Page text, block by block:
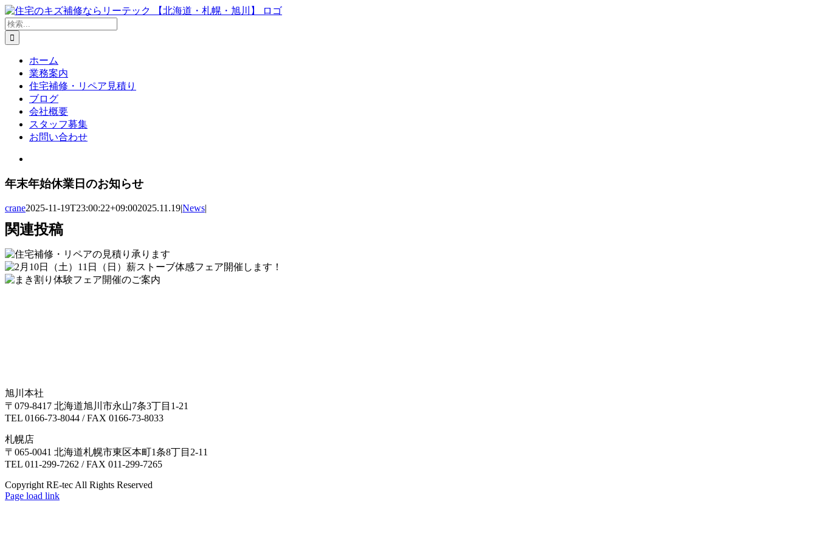
Skip
to
content
検
索
…
ホーム
業務案内
住宅補修・リペア見積り
ブログ
会社概要
スタッフ募集
お問い合わせ
Image
年末年始休業日のお知らせ
crane2025-11-19T23:00:22+09:002025.11.19|News|
関連投稿
旭川本社
〒079-8417 北海道旭川市永山7条3丁目1-21
TEL 0166-73-8044 / FAX 0166-73-8033
札幌店
〒065-0041 北海道札幌市東区本町1条8丁目2‐11
TEL 011-299-7262 / FAX 011-299-7265
Copyright RE-tec All Rights Reserved
Facebook
Page load link